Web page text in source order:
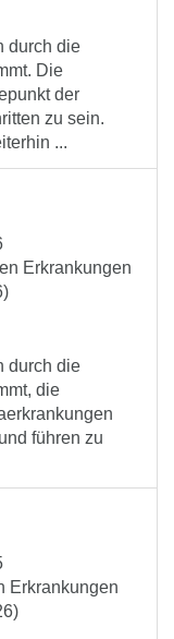
durch die
Die
der
zu sein.
...
Erkrankungen
durch die
die
führen zu
Erkrankungen